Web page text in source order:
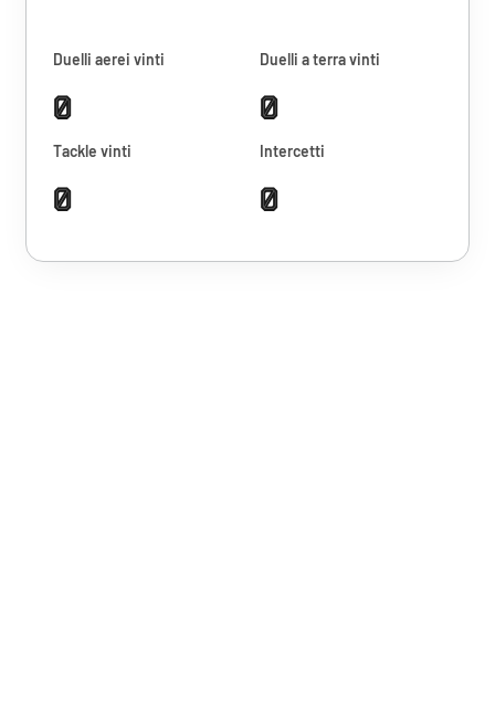
Duelli aerei vinti
0
Duelli a terra vinti
0
Tackle vinti
0
Intercetti
0